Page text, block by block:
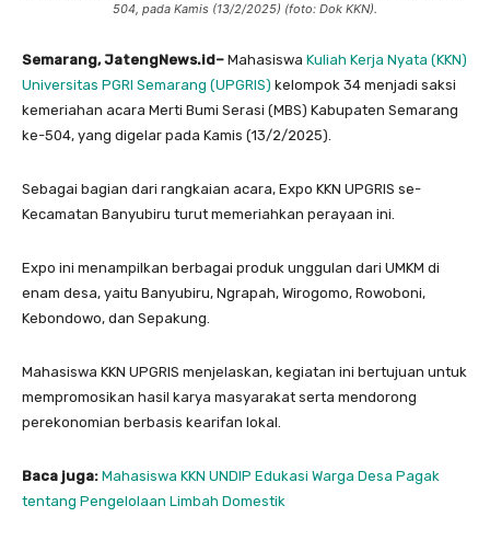
504, pada Kamis (13/2/2025) (foto: Dok KKN).
Semarang, JatengNews.id– Mahasiswa Kuliah Kerja Nyata (KKN)
Universitas PGRI Semarang (UPGRIS) kelompok 34 menjadi saksi
kemeriahan acara Merti Bumi Serasi (MBS) Kabupaten Semarang
ke-504, yang digelar pada Kamis (13/2/2025).
Sebagai bagian dari rangkaian acara, Expo KKN UPGRIS se-
Kecamatan Banyubiru turut memeriahkan perayaan ini.
Expo ini menampilkan berbagai produk unggulan dari UMKM di
enam desa, yaitu Banyubiru, Ngrapah, Wirogomo, Rowoboni,
Kebondowo, dan Sepakung.
Mahasiswa KKN UPGRIS menjelaskan, kegiatan ini bertujuan untuk
mempromosikan hasil karya masyarakat serta mendorong
perekonomian berbasis kearifan lokal.
Baca juga: Mahasiswa KKN UNDIP Edukasi Warga Desa Pagak
tentang Pengelolaan Limbah Domestik